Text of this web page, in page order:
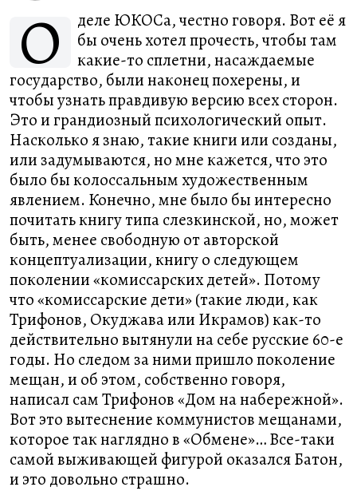
О
деле ЮКОСа, честно говоря. Вот её я
бы очень хотел прочесть, чтобы там
какие-то сплетни, насаждаемые
государство, были наконец похерены, и
чтобы узнать правдивую версию всех сторон.
Это и грандиозный психологический опыт.
Насколько я знаю, такие книги или созданы,
или задумываются, но мне кажется, что это
было бы колоссальным художественным
явлением. Конечно, мне было бы интересно
почитать книгу типа слезкинской, но, может
быть, менее свободную от авторской
концептуализации, книгу о следующем
поколении «комиссарских детей». Потому
что «комиссарские дети» (такие люди, как
Трифонов, Окуджава или Икрамов) как-то
действительно вытянули на себе русские 60-е
годы. Но следом за ними пришло поколение
мещан, и об этом, собственно говоря,
написал сам Трифонов «Дом на набережной».
Вот это вытеснение коммунистов мещанами,
которое так наглядно в «Обмене»… Все-таки
самой выживающей фигурой оказался Батон,
и это довольно страшно.